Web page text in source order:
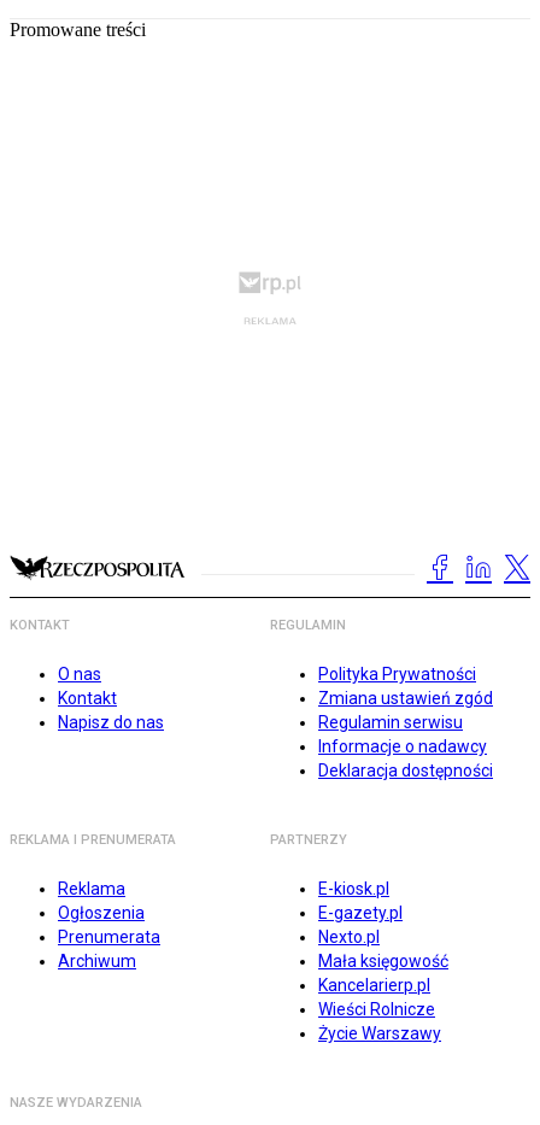
Promowane treści
KONTAKT
O nas
Kontakt
Napisz do nas
REGULAMIN
Polityka Prywatności
Zmiana ustawień zgód
Regulamin serwisu
Informacje o nadawcy
Deklaracja dostępności
REKLAMA I PRENUMERATA
Reklama
Ogłoszenia
Prenumerata
Archiwum
PARTNERZY
E-kiosk.pl
E-gazety.pl
Nexto.pl
Mała księgowość
Kancelarierp.pl
Wieści Rolnicze
Życie Warszawy
NASZE WYDARZENIA